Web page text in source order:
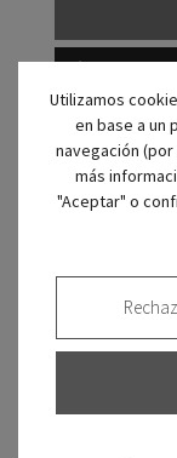
Cuida
Conoce
Utilizamos
en base a un
navegación
más
"Aceptar" o